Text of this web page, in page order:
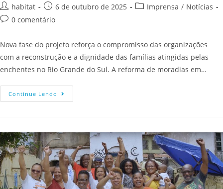
habitat 6 de outubro de 2025 Imprensa / Notícias
0 comentário
Nova fase do projeto reforça o compromisso das organizações
com a reconstrução e a dignidade das famílias atingidas pelas
enchentes no Rio Grande do Sul. A reforma de moradias em…
Continue Lendo